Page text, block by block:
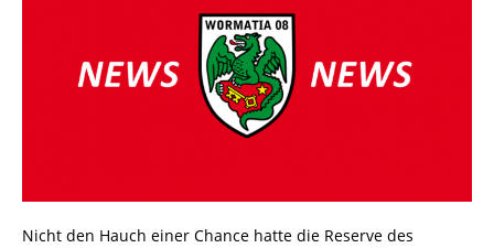
Nicht den Hauch einer Chance hatte die Reserve des